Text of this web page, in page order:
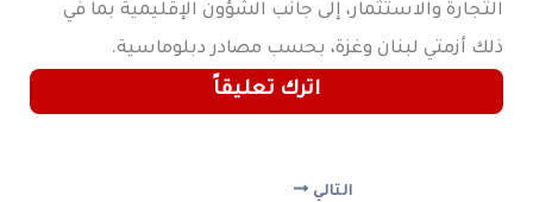
التجارة والاستثمار، إلى جانب الشؤون الإقليمية بما في
ذلك أزمتي لبنان وغزة، بحسب مصادر دبلوماسية.
اترك تعليقاً
التالي